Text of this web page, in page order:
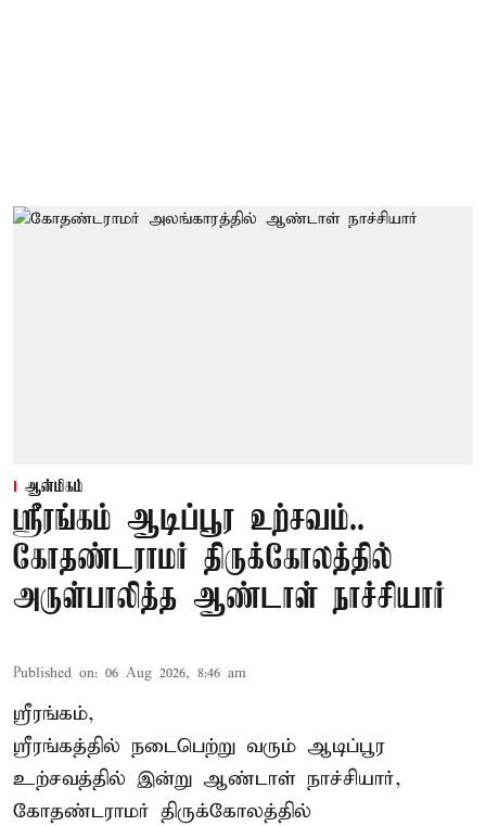
ஆன்மிகம்
ஸ்ரீரங்கம் ஆடிப்பூர உற்சவம்..
கோதண்டராமர் திருக்கோலத்தில்
அருள்பாலித்த ஆண்டாள் நாச்சியார்
Published on: 06 Aug 2026, 8:46 am
ஸ்ரீரங்கம்,
ஸ்ரீரங்கத்தில் நடைபெற்று வரும் ஆடிப்பூர
உற்சவத்தில் இன்று ஆண்டாள் நாச்சியார்,
கோதண்டராமர் திருக்கோலத்தில்